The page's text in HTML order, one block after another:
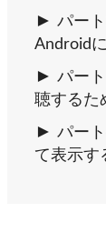
パー
Android
パー
聴するた
パー
て表示す